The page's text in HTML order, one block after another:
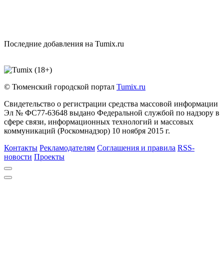
Последние добавления на Tumix.ru
© Тюменский городской портал Tumix.ru
Свидетельство о регистрации средства массовой информации
Эл № ФС77-63648 выдано Федеральной службой по надзору в
сфере связи, информационных технологий и массовых
коммуникаций (Роскомнадзор) 10 ноября 2015 г.
Контакты Рекламодателям Соглашения и правила RSS-
новости Проекты